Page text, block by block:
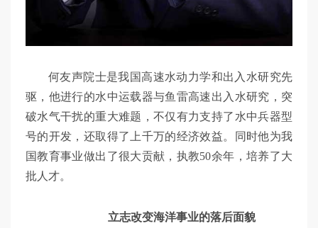
何友声院士是我国高速水动力学和出入水研究先
驱，他进行的水中运载器与鱼雷高速出入水研究，突
破水气干扰的重大难题，不仅有力支持了水中兵器型
号的开发，还取得了上千万的经济效益。同时他为我
国教育事业做出了很大贡献，执教50余年，培养了大
批人才。
立志改变海洋事业的落后面貌